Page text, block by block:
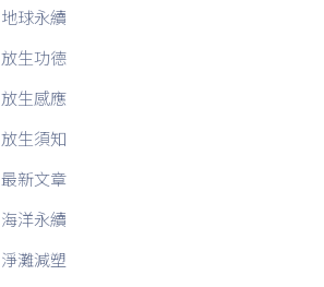
地球永續
放生功德
放生感應
放生須知
最新文章
海洋永續
淨灘減塑